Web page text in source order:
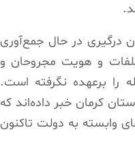
درگیری در حال جمع‌آوری
و هویت مجروحان و
برعهده نگرفته است.
کرمان خبر داده‌اند که
وابسته به دولت تاکنون